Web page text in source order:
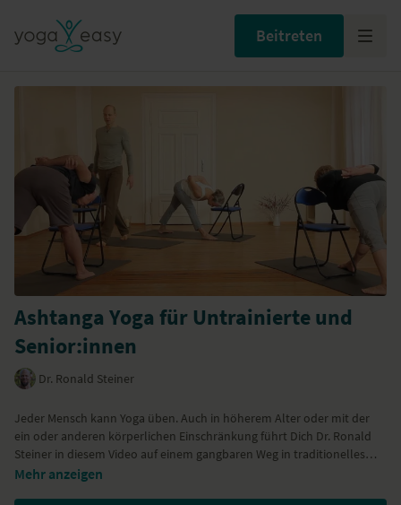
Beitreten
Ashtanga Yoga für Untrainierte und
Senior:innen
Dr. Ronald Steiner
Jeder Mensch kann Yoga üben. Auch in höherem Alter oder mit der
ein oder anderen körperlichen Einschränkung führt Dich Dr. Ronald
Steiner in diesem Video auf einem gangbaren Weg in traditionelles
Ashtanga Yoga. Schon nach einigen Wiederholungen der Praxis mit
Wir dankenKamah Yoga and Style
Mehr anzeigen